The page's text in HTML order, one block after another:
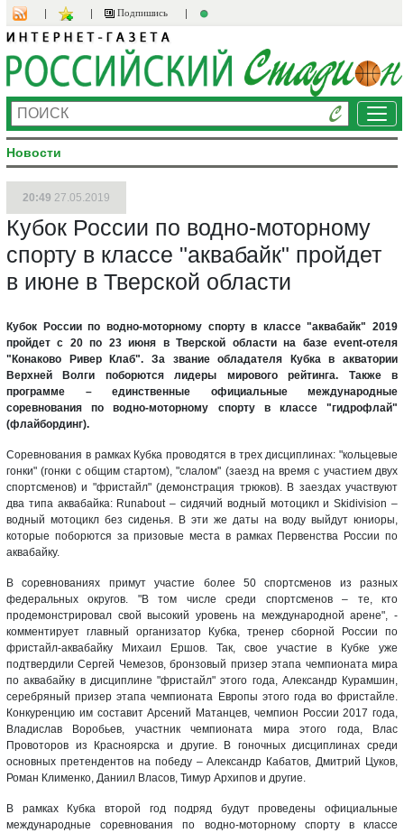
Подпишись
Новости
20:49 27.05.2019
Кубок России по водно-моторному
спорту в классе "аквабайк" пройдет
в июне в Тверской области
Кубок России по водно-моторному спорту в классе "аквабайк" 2019
пройдет с 20 по 23 июня в Тверской области на базе event-отеля
"Конаково Ривер Клаб". За звание обладателя Кубка в акватории
Верхней Волги поборются лидеры мирового рейтинга. Также в
программе – единственные официальные международные
соревнования по водно-моторному спорту в классе "гидрофлай"
(флайбординг).
Соревнования в рамках Кубка проводятся в трех дисциплинах: "кольцевые
гонки" (гонки с общим стартом), "слалом" (заезд на время с участием двух
спортсменов) и "фристайл" (демонстрация трюков). В заездах участвуют
два типа аквабайка: Runabout – сидячий водный мотоцикл и Skidivision –
водный мотоцикл без сиденья. В эти же даты на воду выйдут юниоры,
которые поборются за призовые места в рамках Первенства России по
аквабайку.
В соревнованиях примут участие более 50 спортсменов из разных
федеральных округов. "В том числе среди спортсменов – те, кто
продемонстрировал свой высокий уровень на международной арене", -
комментирует главный организатор Кубка, тренер сборной России по
фристайл-аквабайку Михаил Ершов. Так, свое участие в Кубке уже
подтвердили Сергей Чемезов, бронзовый призер этапа чемпионата мира
по аквабайку в дисциплине "фристайл" этого года, Александр Курамшин,
серебряный призер этапа чемпионата Европы этого года во фристайле.
Конкуренцию им составит Арсений Матанцев, чемпион России 2017 года,
Владислав Воробьев, участник чемпионата мира этого года, Влас
Провоторов из Красноярска и другие. В гоночных дисциплинах среди
основных претендентов на победу – Александр Кабатов, Дмитрий Цуков,
Роман Клименко, Даниил Власов, Тимур Архипов и другие.
В рамках Кубка второй год подряд будут проведены официальные
международные соревнования по водно-моторному спорту в классе